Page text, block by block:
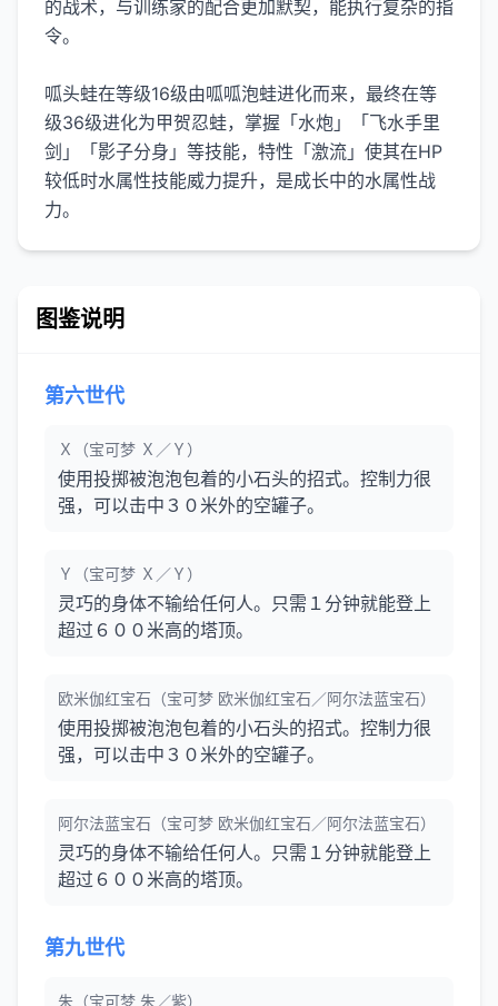
的战术，与训练家的配合更加默契，能执行复杂的指
令。
呱头蛙在等级16级由呱呱泡蛙进化而来，最终在等
级36级进化为甲贺忍蛙，掌握「水炮」「飞水手里
剑」「影子分身」等技能，特性「激流」使其在HP
较低时水属性技能威力提升，是成长中的水属性战
力。
图鉴说明
第六世代
Ｘ（宝可梦 Ｘ／Ｙ）
使用投掷被泡泡包着的小石头的招式。控制力很
强，可以击中３０米外的空罐子。
Ｙ（宝可梦 Ｘ／Ｙ）
灵巧的身体不输给任何人。只需１分钟就能登上
超过６００米高的塔顶。
欧米伽红宝石（宝可梦 欧米伽红宝石／阿尔法蓝宝石）
使用投掷被泡泡包着的小石头的招式。控制力很
强，可以击中３０米外的空罐子。
阿尔法蓝宝石（宝可梦 欧米伽红宝石／阿尔法蓝宝石）
灵巧的身体不输给任何人。只需１分钟就能登上
超过６００米高的塔顶。
第九世代
朱（宝可梦 朱／紫）